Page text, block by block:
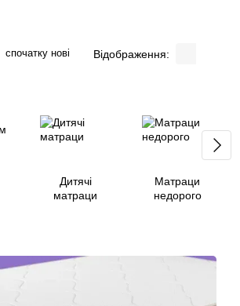
спочатку нові Відображення:
Дитячі
матраци
Матраци
недорого